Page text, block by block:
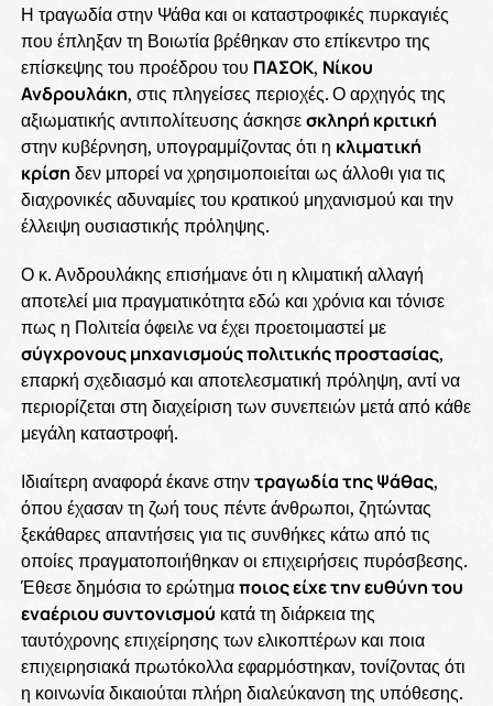
Η τραγωδία στην Ψάθα και οι καταστροφικές πυρκαγιές
που έπληξαν τη Βοιωτία βρέθηκαν στο επίκεντρο της
επίσκεψης του προέδρου του ΠΑΣΟΚ, Νίκου
Ανδρουλάκη, στις πληγείσες περιοχές. Ο αρχηγός της
αξιωματικής αντιπολίτευσης άσκησεσκληρή κριτική
στην κυβέρνηση, υπογραμμίζοντας ότι η κλιματική
κρίση δεν μπορεί να χρησιμοποιείται ως άλλοθι για τις
διαχρονικές αδυναμίες του κρατικού μηχανισμού και την
έλλειψη ουσιαστικής πρόληψης.
Ο κ. Ανδρουλάκης επισήμανε ότι η κλιματική αλλαγή
αποτελεί μια πραγματικότητα εδώ και χρόνια και τόνισε
πως η Πολιτεία όφειλε να έχει προετοιμαστεί με
σύγχρονους μηχανισμούς πολιτικής προστασίας,
επαρκή σχεδιασμό και αποτελεσματική πρόληψη, αντί να
περιορίζεται στη διαχείριση των συνεπειών μετά από κάθε
μεγάλη καταστροφή.
Ιδιαίτερη αναφορά έκανε στηντραγωδία της Ψάθας,
όπου έχασαν τη ζωή τους πέντε άνθρωποι, ζητώντας
ξεκάθαρες απαντήσεις για τις συνθήκες κάτω από τις
οποίες πραγματοποιήθηκαν οι επιχειρήσεις πυρόσβεσης.
Έθεσε δημόσια το ερώτημαποιος είχε την ευθύνη του
εναέριου συντονισμού κατά τη διάρκεια της
ταυτόχρονης επιχείρησης των ελικοπτέρων και ποια
επιχειρησιακά πρωτόκολλα εφαρμόστηκαν, τονίζοντας ότι
η κοινωνία δικαιούται πλήρη διαλεύκανση της υπόθεσης.